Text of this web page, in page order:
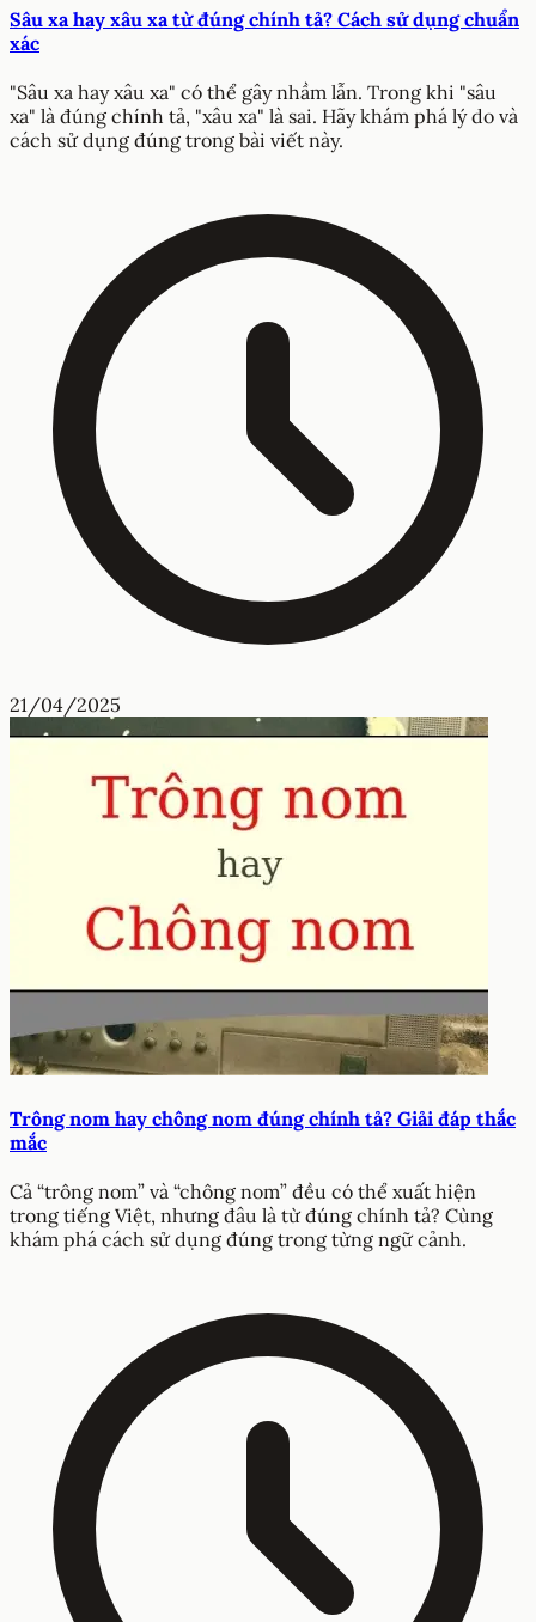
Sâu xa hay xâu xa từ đúng chính tả? Cách sử dụng chuẩn
xác
"Sâu xa hay xâu xa" có thể gây nhầm lẫn. Trong khi "sâu
xa" là đúng chính tả, "xâu xa" là sai. Hãy khám phá lý do và
cách sử dụng đúng trong bài viết này.
21/04/2025
Trông nom hay chông nom đúng chính tả? Giải đáp thắc
mắc
Cả “trông nom” và “chông nom” đều có thể xuất hiện
trong tiếng Việt, nhưng đâu là từ đúng chính tả? Cùng
khám phá cách sử dụng đúng trong từng ngữ cảnh.